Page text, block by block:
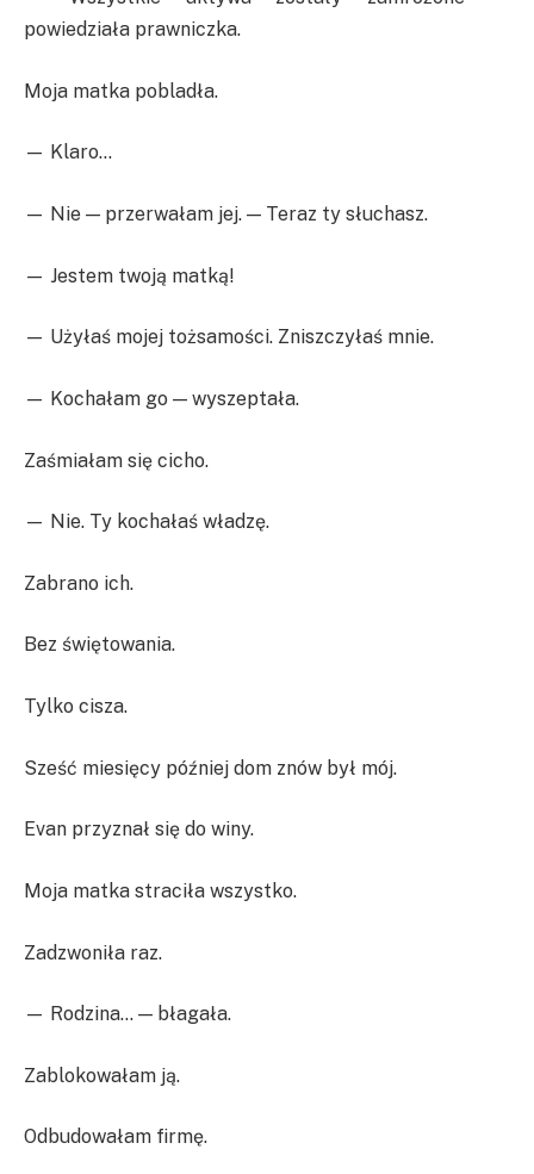
powiedziała prawniczka.
Moja matka pobladła.
— Klaro…
— Nie — przerwałam jej. — Teraz ty słuchasz.
— Jestem twoją matką!
— Użyłaś mojej tożsamości. Zniszczyłaś mnie.
— Kochałam go — wyszeptała.
Zaśmiałam się cicho.
— Nie. Ty kochałaś władzę.
Zabrano ich.
Bez świętowania.
Tylko cisza.
Sześć miesięcy później dom znów był mój.
Evan przyznał się do winy.
Moja matka straciła wszystko.
Zadzwoniła raz.
— Rodzina… — błagała.
Zablokowałam ją.
Odbudowałam firmę.